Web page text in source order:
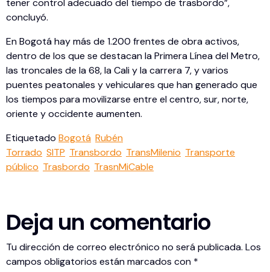
tener control adecuado del tiempo de trasbordo”,
concluyó.
En Bogotá hay más de 1.200 frentes de obra activos,
dentro de los que se destacan la Primera Línea del Metro,
las troncales de la 68, la Cali y la carrera 7, y varios
puentes peatonales y vehiculares que han generado que
los tiempos para movilizarse entre el centro, sur, norte,
oriente y occidente aumenten.
Etiquetado Bogotá Rubén
Torrado SITP Transbordo TransMilenio Transporte
público Trasbordo TrasnMiCable
Deja un comentario
Tu dirección de correo electrónico no será publicada. Los
campos obligatorios están marcados con *